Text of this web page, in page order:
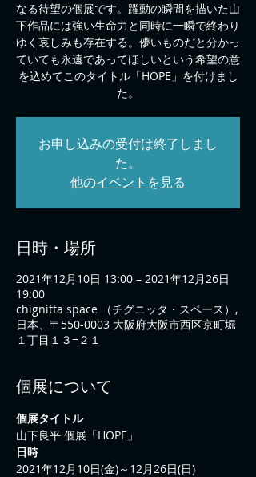
なる待望の個展です。躍動の瞬間を描いた山
下作品には強い生命力と同時に一瞬で終わり
ゆく哀しみも存在する。儚いものだと分かっ
ていても永遠であってほしいという希望の意
を込めてこのタイトル「HOPE」を付けまし
た。
お申し込みの受付は終了しまし
た。
他のイベントを見る
日時・場所
2021年12月10日 13:00 – 2021年12月26日
19:00
chignitta space （チグニッタ・スペース）,
日本、〒550-0003 大阪府大阪市西区京町堀
１丁目１３−２１
個展について
個展タイトル
山下良平 個展「HOPE」
日時
2021年12月10日(金)～12月26日(日)